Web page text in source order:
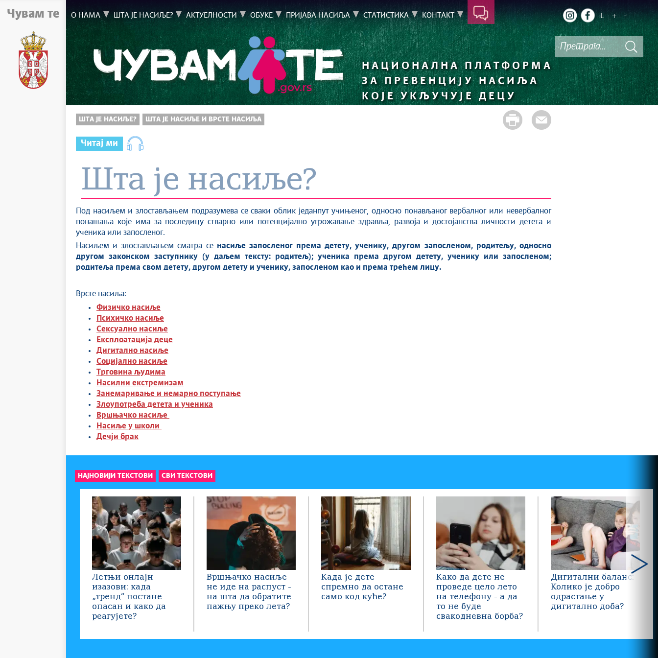
Чувам те О НАМА ШТА ЈЕ НАСИЉЕ? АКТУЕЛНОСТИ ОБУКЕ ПРИЈАВА НАСИЉА СТАТИСТИКА КОНТАКТ L + -
НАЦИОНАЛНА ПЛАТФОРМА
ЗА ПРЕВЕНЦИЈУ НАСИЉА
КОЈЕ УКЉУЧУЈЕ ДЕЦУ
ШТА ЈЕ НАСИЉЕ? ШТА ЈЕ НАСИЉЕ И ВРСТЕ НАСИЉА
Читај ми
Шта је насиље?
Под насиљем и злостављањем подразумева се сваки облик једанпут учињеног, односно понављаног вербалног или невербалног
понашања које има за последицу стварно или потенцијално угрожавање здравља, развоја и достојанства личности детета и
ученика или запосленог.
Насиљем и злостављањем сматра се насиље запосленог према детету, ученику, другом запосленом, родитељу, односно
другом законском заступнику (у даљем тексту: родитељ); ученика према другом детету, ученику или запосленом;
родитеља према свом детету, другом детету и ученику, запосленом као и према трећем лицу.
Врсте насиља:
Физичко насиље
Психичко насиље
Сексуално насиље
Експлоатација деце
Дигитално насиље
Социјално насиље
Трговина људима
Насилни екстремизам
Занемаривање и немарно поступање
Злоупотреба детета и ученика
Вршњачко насиље
Насиље у школи
Дечји брак
НАЈНОВИЈИ ТЕКСТОВИ СВИ ТЕКСТОВИ
Летњи онлајн
изазови: када
„тренд“ постане
опасан и како да
реагујете?
Вршњачко насиље
не иде на распуст -
на шта да обратите
пажњу преко лета?
Када је дете
спремно да остане
само код куће?
Како да дете не
проведе цело лето
на телефону - а да
то не буде
свакодневна борба?
Дигитални баланс:
Колико је добро
одрастање у
дигитално доба?